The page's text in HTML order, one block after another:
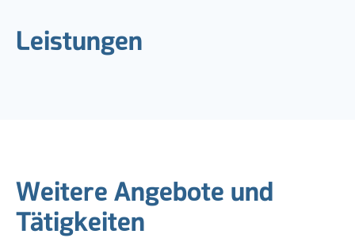
Leistungen
Weitere Angebote und
Tätigkeiten